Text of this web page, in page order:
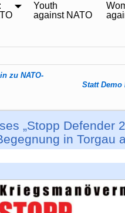
Youth
against NATO
zu NATO-
Statt Demo
„Stopp Defender
in Torgau